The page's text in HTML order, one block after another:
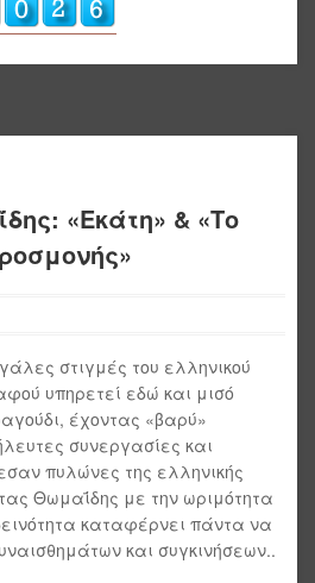
«Εκάτη» & «Το
στιγμές του ελληνικού
υπηρετεί εδώ και μισό
έχοντας «βαρύ»
συνεργασίες και
πυλώνες της ελληνικής
Θωμαΐδης με την ωριμότητα
καταφέρνει πάντα να
και συγκινήσεων..